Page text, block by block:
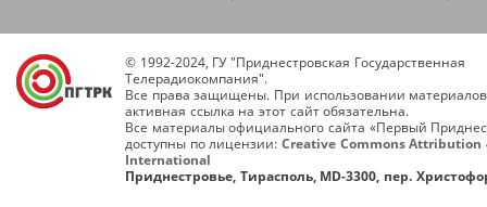
© 1992-2024, ГУ "Приднестровская Государственная
Телерадиокомпания".
Все права защищены. При использовании
активная ссылка на этот сайт обязательна.
Все материалы официального сайта «Первый
доступны по лицензии: Creative Commons Attribution
International
Приднестровье, Тирасполь, MD-3300, пер.